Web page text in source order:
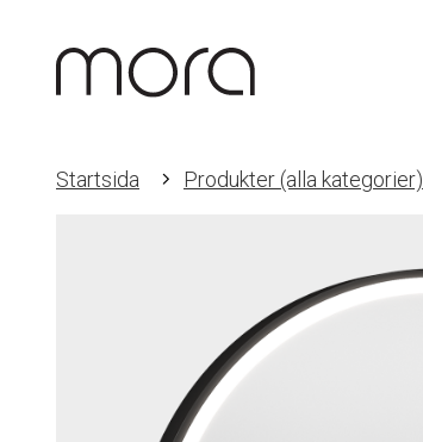
Startsida Produkter (alla kategorier)